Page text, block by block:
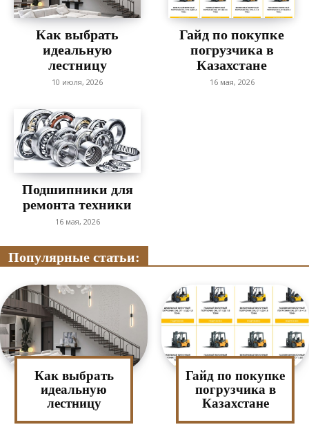
Как выбрать
идеальную
лестницу
10 июля, 2026
Гайд по покупке
погрузчика в
Казахстане
16 мая, 2026
Подшипники для
ремонта техники
16 мая, 2026
Популярные статьи:
Как выбрать
идеальную
лестницу
Гайд по покупке
погрузчика в
Казахстане